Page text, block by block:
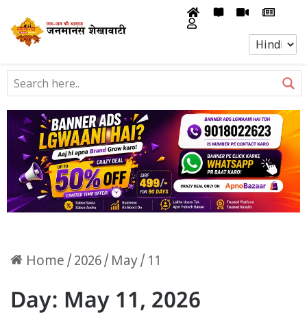
Home / 2026/ May/ 11
Day: May 11, 2026